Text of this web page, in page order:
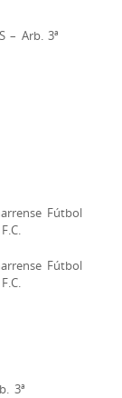
Arb. 3ª
Fútbol
Fútbol
3ª